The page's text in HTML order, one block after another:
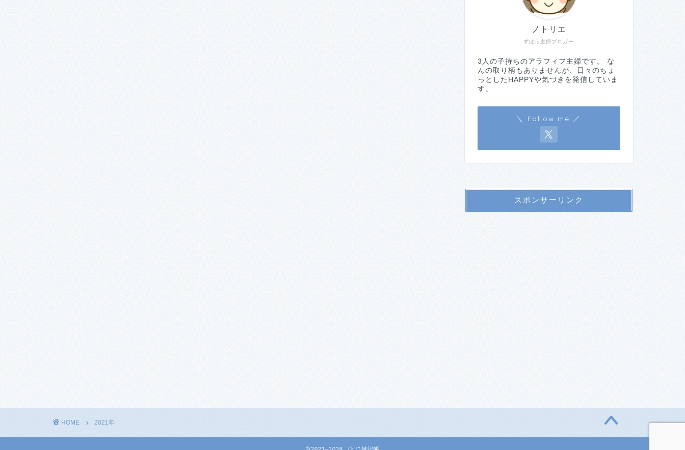
ずぼら主婦ブロガー
ノトリエ
3人の子持ちのアラフィフ主婦です。 な
んの取り柄もありませんが、日々のちょ
っとしたHAPPYや気づきを発信していま
す。
＼ Follow me ／
スポンサーリンク
HOME 2021年